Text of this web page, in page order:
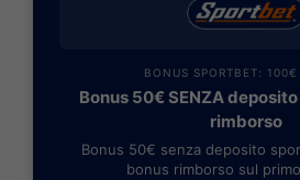
BONUS SPORTBET: 100€
Bonus 50€ SENZA
rimborso
Bonus 50€ senza deposito
bonus rimborso sul